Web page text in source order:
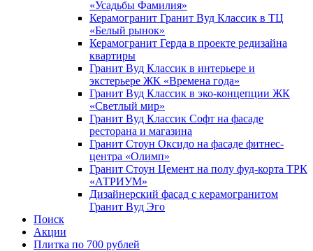
«Усадьбы Фамилия»
Керамогранит Гранит Вуд Классик в ТЦ
«Белый рынок»
Керамогранит Герда в проекте редизайна
квартиры
Гранит Вуд Классик в интерьере и
экстерьере ЖК «Времена года»
Гранит Вуд Классик в эко-концепции ЖК
«Светлый мир»
Гранит Вуд Классик Софт на фасаде
ресторана и магазина
Гранит Стоун Оксидо на фасаде фитнес-
центра «Олимп»
Гранит Стоун Цемент на полу фуд-корта ТРК
«АТРИУМ»
Дизайнер­ский фасад с керамогранитом
Гранит Вуд Эго
Поиск
Акции
Плитка по 700 рублей